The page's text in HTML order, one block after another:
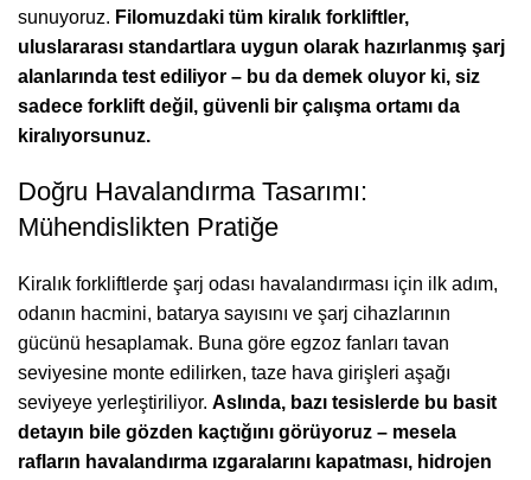
sunuyoruz. Filomuzdaki tüm kiralık forkliftler,
uluslararası standartlara uygun olarak hazırlanmış şarj
alanlarında test ediliyor – bu da demek oluyor ki, siz
sadece forklift değil, güvenli bir çalışma ortamı da
kiralıyorsunuz.
Doğru Havalandırma Tasarımı:
Mühendislikten Pratiğe
Kiralık forkliftlerde şarj odası havalandırması için ilk adım,
odanın hacmini, batarya sayısını ve şarj cihazlarının
gücünü hesaplamak. Buna göre egzoz fanları tavan
seviyesine monte edilirken, taze hava girişleri aşağı
seviyeye yerleştiriliyor. Aslında, bazı tesislerde bu basit
detayın bile gözden kaçtığını görüyoruz – mesela
rafların havalandırma ızgaralarını kapatması, hidrojen